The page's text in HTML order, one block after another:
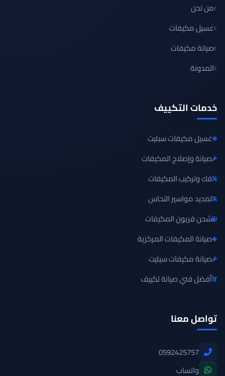
من نحن
غسيل مكيفات
صيانة مكيفات
المدونة
خدمات التكييف
غسيل مكيفات سبليت
صيانة وإصلاح المكيفات
فك وتركيب المكيفات
تمديد مواسير النحاس
شحن فريون المكيفات
صيانة المكيفات المركزية
صيانة مكيفات سبليت
أفضل فني صيانة تكييف
تواصل معنا
0592425757
واتساب